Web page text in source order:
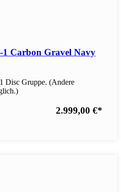
1 Carbon Gravel Navy
Disc Gruppe. (Andere
2.999,00 €*